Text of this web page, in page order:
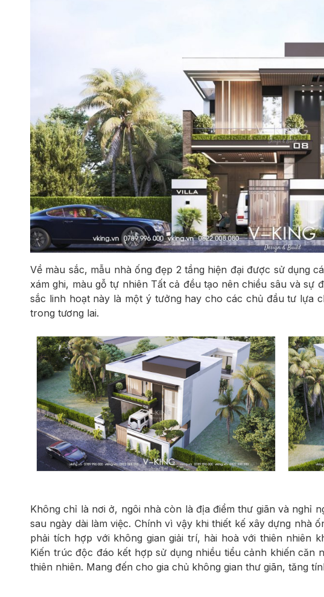
Về màu sắc, mẫu nhà ống đẹp 2 tầng hiện đại được sử dụng
xám ghi, màu gỗ tự nhiên Tất cả đều tạo nên chiều sâu và sự
sắc linh hoạt này là một ý tưởng hay cho các chủ đầu tư lựa
trong tương lai.
Không chỉ là nơi ở, ngôi nhà còn là địa điểm thư giãn và nghỉ
sau ngày dài làm việc. Chính vì vậy khi thiết kế xây dựng nhà
phải tích hợp với không gian giải trí, hài hoà với thiên nhiên
Kiến trúc độc đáo kết hợp sử dụng nhiều tiểu cảnh khiến căn
thiên nhiên. Mang đến cho gia chủ không gian thư giãn, tăng